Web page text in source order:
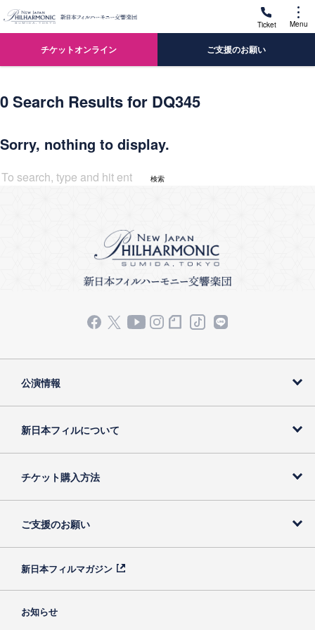
Ticket Menu
チケットオンライン ご支援のお願い
0 Search Results for DQ345
Sorry, nothing to display.
検索
公演情報
新日本フィルについて
チケット購入方法
ご支援のお願い
新日本フィルマガジン
お知らせ